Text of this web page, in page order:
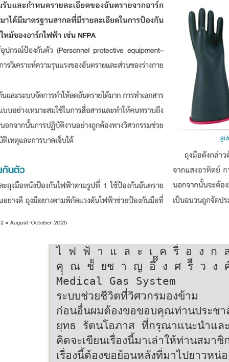
ไ ฟ ฟ้ า แ ล ะ เ ค รื่ อ ง ก
คุุ ณ ชัั ยช า ญ อึ๊๊ ง ศ รีี ว ง
Medical Gas System
ระบบช่วยชีวิตที่วิศวกรมองข้าม
ก่อนอื่นผมต้องขอขอบคุณท่านประช
ยุทธ รัตนโอภาส ที่กรุณาแนะนำและ
คิดจะเขียนเรื่องนี้มาเล่าให้ท่านสม
เรื่องนี้ต้องขอย้อนหลังที่มาไปยาวห